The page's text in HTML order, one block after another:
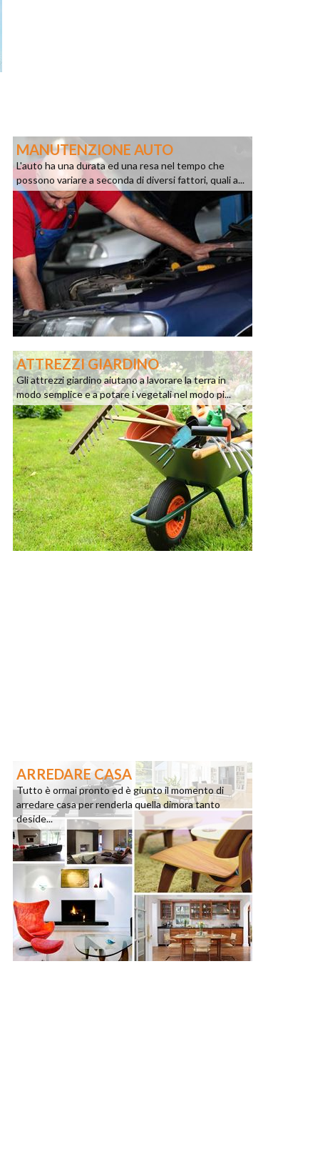
MANUTENZIONE AUTO
L'auto ha una durata ed una resa nel tempo che
possono variare a seconda di diversi fattori, quali a...
ATTREZZI GIARDINO
Gli attrezzi giardino aiutano a lavorare la terra in
modo semplice e a potare i vegetali nel modo pi...
ARREDARE CASA
Tutto è ormai pronto ed è giunto il momento di
arredare casa per renderla quella dimora tanto
deside...